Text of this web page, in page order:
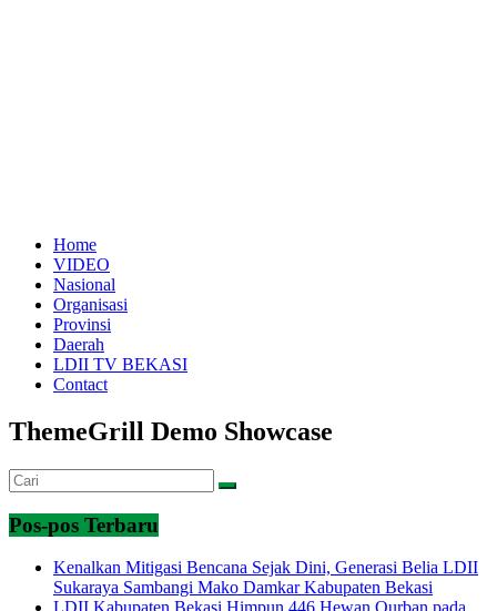
Home
VIDEO
Nasional
Organisasi
Provinsi
Daerah
LDII TV BEKASI
Contact
ThemeGrill Demo Showcase
Pos-pos Terbaru
Kenalkan Mitigasi Bencana Sejak Dini, Generasi Belia LDII
Sukaraya Sambangi Mako Damkar Kabupaten Bekasi